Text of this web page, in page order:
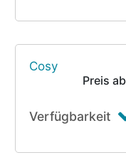
Cosy
Preis
Verfügbarkeit